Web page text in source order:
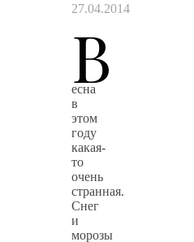
27.04.2014
В
есна
в
этом
году
какая-
то
очень
странная.
Снег
и
морозы